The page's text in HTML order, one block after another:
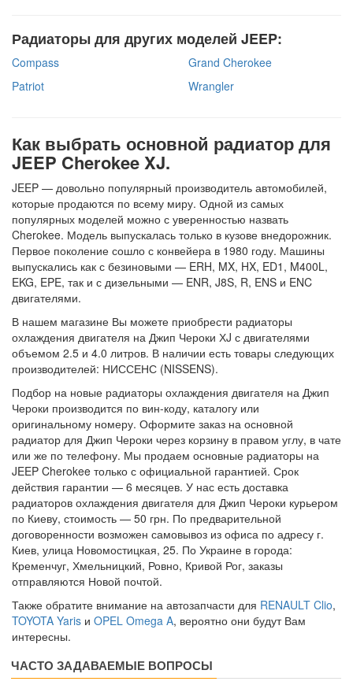
Радиаторы для других моделей JEEP:
Compass
Grand Cherokee
Patriot
Wrangler
Как выбрать основной радиатор для
JEEP Cherokee XJ.
JEEP — довольно популярный производитель автомобилей,
которые продаются по всему миру. Одной из самых
популярных моделей можно с уверенностью назвать
Cherokee. Модель выпускалась только в кузове внедорожник.
Первое поколение сошло с конвейера в 1980 году. Машины
выпускались как с безиновыми — ERH, MX, HX, ED1, M400L,
EKG, EPE, так и с дизельными — ENR, J8S, R, ENS и ENC
двигателями.
В нашем магазине Вы можете приобрести радиаторы
охлаждения двигателя на Джип Чероки ХJ с двигателями
объемом 2.5 и 4.0 литров. В наличии есть товары следующих
производителей: НИССЕНС (NISSENS).
Подбор на новые радиаторы охлаждения двигателя на Джип
Чероки производится по вин-коду, каталогу или
оригинальному номеру. Оформите заказ на основной
радиатор для Джип Чероки через корзину в правом углу, в чате
или же по телефону. Мы продаем основные радиаторы на
JEEP Cherokee только с официальной гарантией. Срок
действия гарантии — 6 месяцев. У нас есть доставка
радиаторов охлаждения двигателя для Джип Чероки курьером
по Киеву, стоимость — 50 грн. По предварительной
договоренности возможен самовывоз из офиса по адресу г.
Киев, улица Новомостицкая, 25. По Украине в города:
Кременчуг, Хмельницкий, Ровно, Кривой Рог, заказы
отправляются Новой почтой.
Также обратите внимание на автозапчасти для RENAULT Clio,
TOYOTA Yaris и OPEL Omega A, вероятно они будут Вам
интересны.
ЧАСТО ЗАДАВАЕМЫЕ ВОПРОСЫ